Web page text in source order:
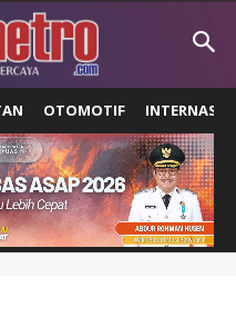
OTOMOTIF